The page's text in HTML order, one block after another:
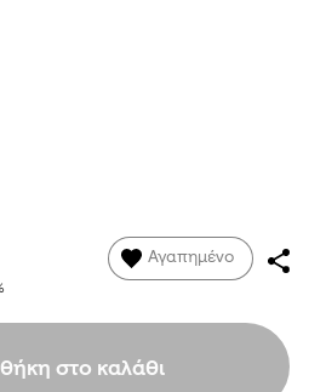
Αγαπημένο
στο καλάθι